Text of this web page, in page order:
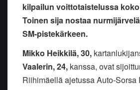
kilpailun voittotaistelussa
Toinen sija nostaa
SM-pistekärkeen.
Mikko Heikkilä, 30,
Vaalerin, 24, kanssa, ovat
Riihimäellä ajetussa Auto-Sorsa